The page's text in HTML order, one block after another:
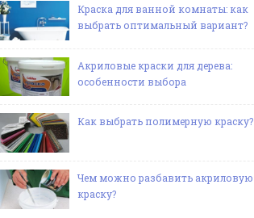
Краска для ванной комнаты: как
выбрать оптимальный вариант?
Акриловые краски для дерева:
особенности выбора
Как выбрать полимерную краску?
Чем можно разбавить акриловую
краску?